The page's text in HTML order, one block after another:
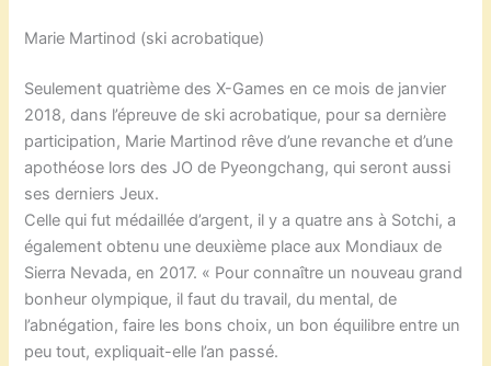
Marie Martinod (ski acrobatique)
Seulement quatrième des X-Games en ce mois de janvier
2018, dans l’épreuve de ski acrobatique, pour sa dernière
participation, Marie Martinod rêve d’une revanche et d’une
apothéose lors des JO de Pyeongchang, qui seront aussi
ses derniers Jeux.
Celle qui fut médaillée d’argent, il y a quatre ans à Sotchi, a
également obtenu une deuxième place aux Mondiaux de
Sierra Nevada, en 2017. « Pour connaître un nouveau grand
bonheur olympique, il faut du travail, du mental, de
l’abnégation, faire les bons choix, un bon équilibre entre un
peu tout, expliquait-elle l’an passé.